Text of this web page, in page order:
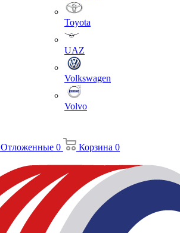
Toyota
UAZ
Volkswagen
Volvo
Отложенные 0 Корзина 0